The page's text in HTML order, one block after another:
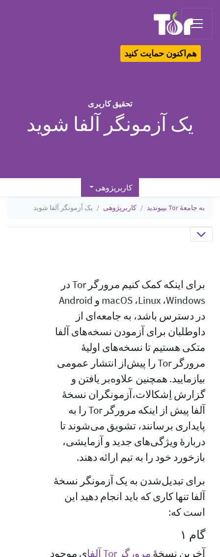
هم‌اکنون حمایت کنید
تحقیق کاربری
یک آزمونگر آلفا شوید
کاربر‫پژوهی
به جامعهٔ Tor بپیوندید کاربر‫پژوهی یک آزمونگر آلفا شوید
برای اینکه کمک کنیم مرورگر Tor در
Windows،‏ Linux،‏ macOS و Android
در دسترس باشد، به جامعه‌ای از
داوطلبان برای آزمودن نسخه‌های آلفا
متکی هستیم تا نسخه‌های اولیهٔ
مرورگر Tor را پیش‌از انتشار عمومی
بیازمایید. همچنین علاوه‌بر یافتن و
گزارش اِشکالات،آزمونگران نسخهٔ
آلفا پیش از اینکه مرورگر Tor را به
پایداری برسانند، تشویق می‌شوند تا
دربارهٔ ویژگی‌های جدید و آزمایشی،
بازخورد خود را به تیم ارائه دهند.
برای تبدیل‌شدن به یک آزمونگر نسخهٔ
آلفا تنها کاری که باید انجام دهید این
است که:
گام ۱
آخرین نسخهٔ مرورگر Tor‏ آلفا
ی موجود